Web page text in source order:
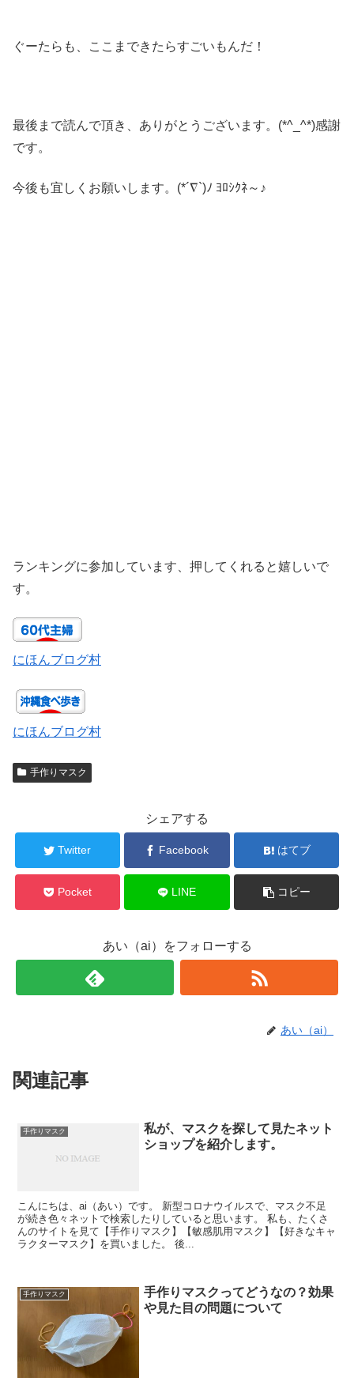
ぐーたらも、ここまできたらすごいもんだ！
最後まで読んで頂き、ありがとうございます。(*^_^*)感謝
です。
今後も宜しくお願いします。(*´∇`)ﾉ ﾖﾛｼｸﾈ～♪
ランキングに参加しています、押してくれると嬉しいで
す。
にほんブログ村
にほんブログ村
手作りマスク
シェアする
Twitter Facebook はてブ
Pocket LINE コピー
あい（ai）をフォローする
あい（ai）
関連記事
手作りマスク
私が、マスクを探して見たネット
ショップを紹介します。
こんにちは、ai（あい）です。 新型コロナウイルスで、マスク不足
が続き色々ネットで検索したりしていると思います。 私も、たくさ
んのサイトを見て【手作りマスク】【敏感肌用マスク】【好きなキャ
ラクターマスク】を買いました。 後...
手作りマスク
手作りマスクってどうなの？効果
や見た目の問題について